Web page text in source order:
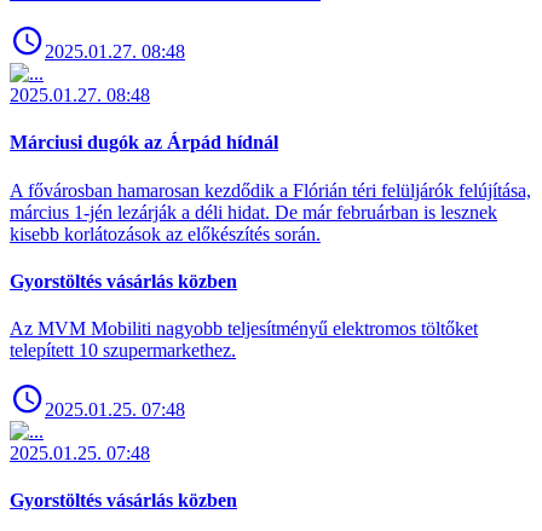
2025.01.27. 08:48
2025.01.27. 08:48
Márciusi dugók az Árpád hídnál
A fővárosban hamarosan kezdődik a Flórián téri felüljárók felújítása,
március 1-jén lezárják a déli hidat. De már februárban is lesznek
kisebb korlátozások az előkészítés során.
Gyorstöltés vásárlás közben
Az MVM Mobiliti nagyobb teljesítményű elektromos töltőket
telepített 10 szupermarkethez.
2025.01.25. 07:48
2025.01.25. 07:48
Gyorstöltés vásárlás közben